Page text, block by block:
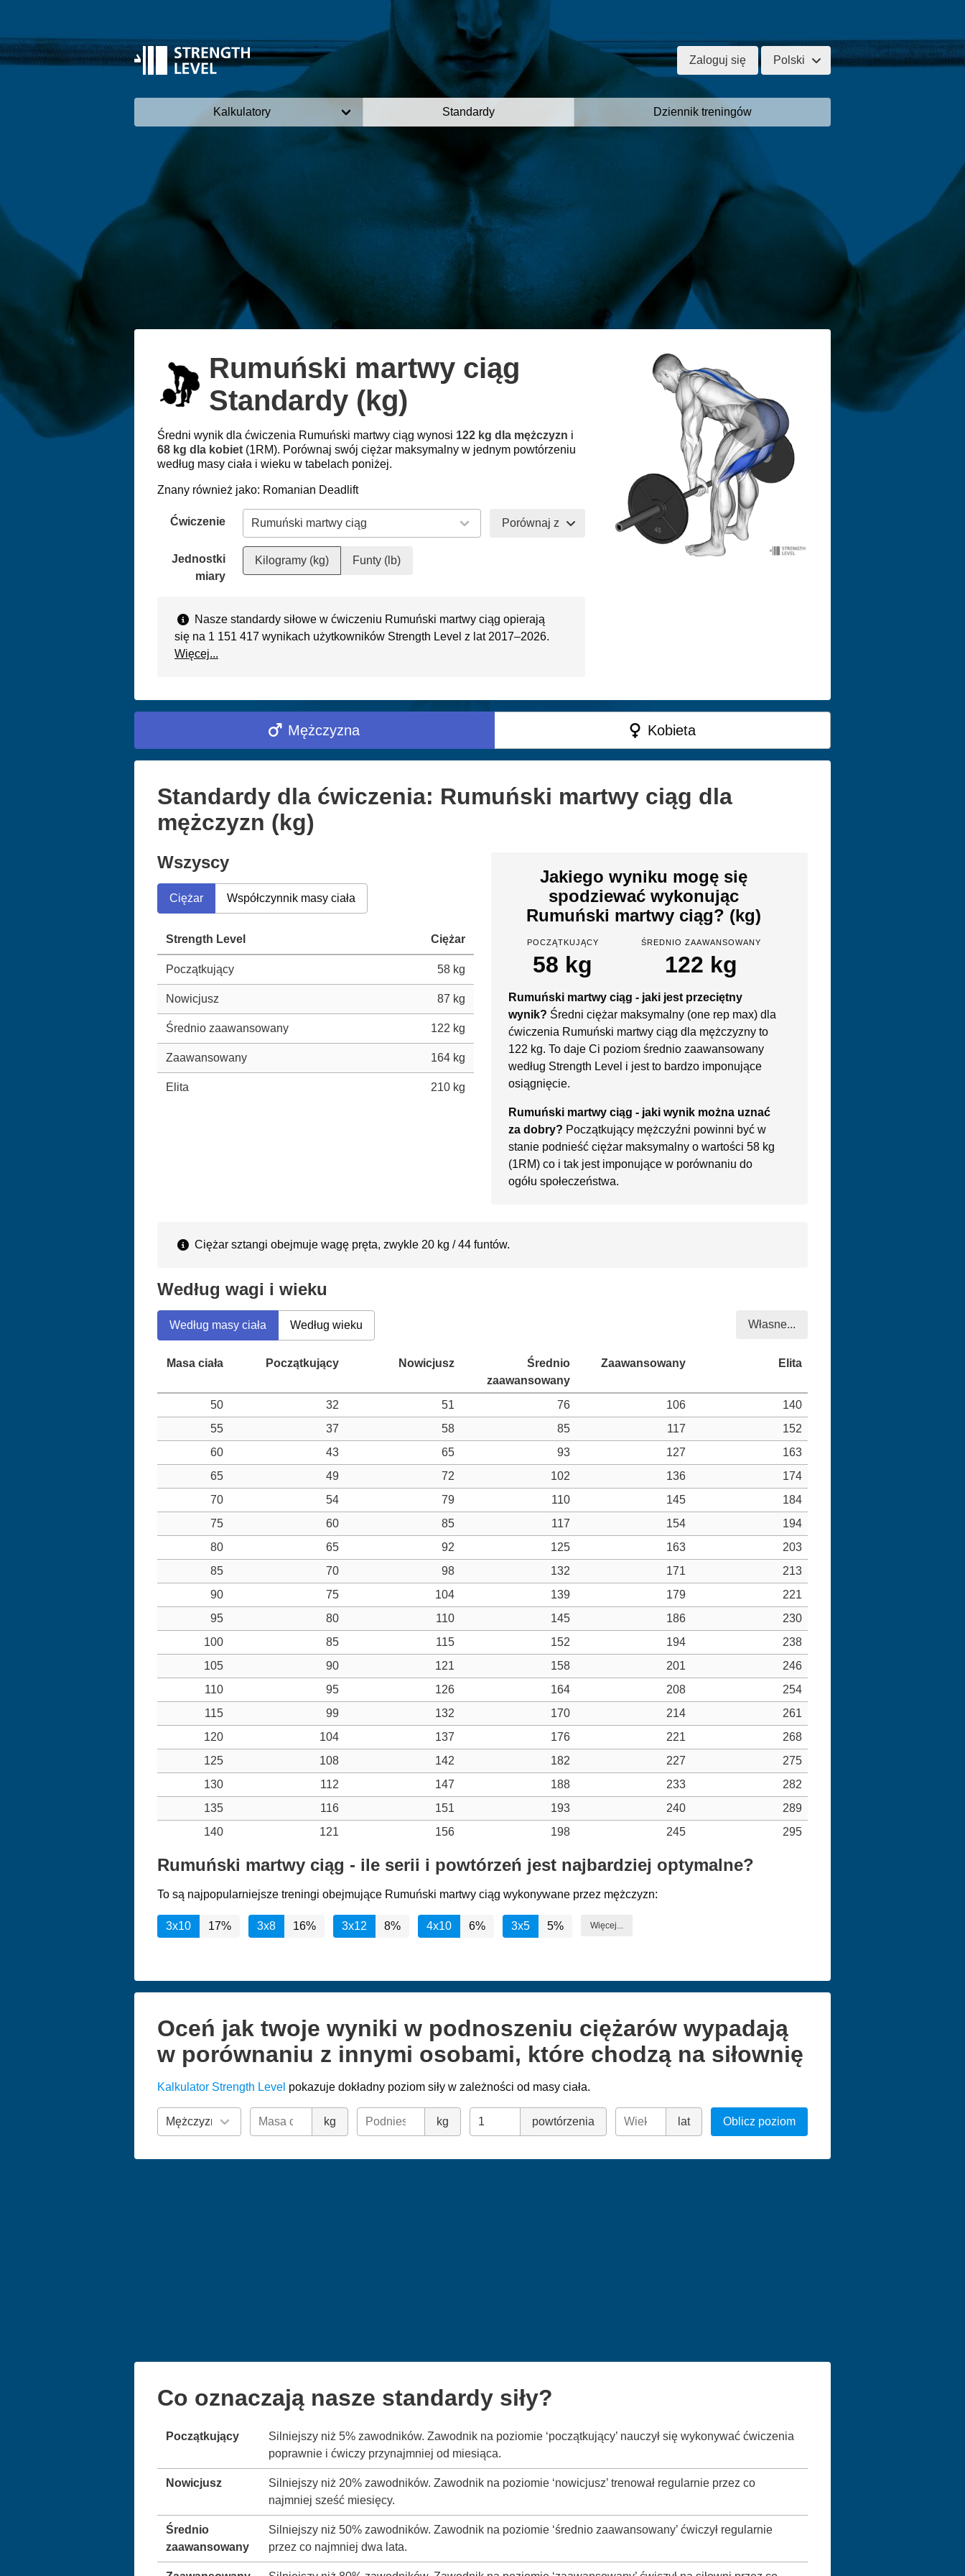
Zaloguj się Polski
Kalkulatory Standardy Dziennik treningów
Rumuński martwy ciąg
Standardy (kg)
Średni wynik dla ćwiczenia Rumuński martwy ciąg wynosi 122 kg dla mężczyzn i
68 kg dla kobiet (1RM). Porównaj swój ciężar maksymalny w jednym powtórzeniu
według masy ciała i wieku w tabelach poniżej.
Znany również jako: Romanian Deadlift
Ćwiczenie Porównaj z
Jednostki
miary
Kilogramy (kg) Funty (lb)
Nasze standardy siłowe w ćwiczeniu Rumuński martwy ciąg opierają
się na 1 151 417 wynikach użytkowników Strength Level z lat 2017–2026.
Więcej...
Mężczyzna Kobieta
Standardy dla ćwiczenia: Rumuński martwy ciąg dla
mężczyzn (kg)
Wszyscy
Ciężar Współczynnik masy ciała
Strength Level Ciężar
Początkujący 58 kg
Nowicjusz 87 kg
Średnio zaawansowany 122 kg
Zaawansowany 164 kg
Elita 210 kg
Jakiego wyniku mogę się
spodziewać wykonując
Rumuński martwy ciąg? (kg)
POCZĄTKUJĄCY
58 kg
ŚREDNIO ZAAWANSOWANY
122 kg
Rumuński martwy ciąg - jaki jest przeciętny
wynik? Średni ciężar maksymalny (one rep max) dla
ćwiczenia Rumuński martwy ciąg dla mężczyzny to
122 kg. To daje Ci poziom średnio zaawansowany
według Strength Level i jest to bardzo imponujące
osiągnięcie.
Rumuński martwy ciąg - jaki wynik można uznać
za dobry? Początkujący mężczyźni powinni być w
stanie podnieść ciężar maksymalny o wartości 58 kg
(1RM) co i tak jest imponujące w porównaniu do
ogółu społeczeństwa.
Ciężar sztangi obejmuje wagę pręta, zwykle 20 kg / 44 funtów.
Według wagi i wieku
Według masy ciała Według wieku Własne...
50 32 51 76 106
140
55
37 58 85 117
152
60
43 65 93 127
163
65
49 72 102 136
174
70
54 79 110 145
184
75
60 85 117 154
194
80
65 92 125 163
203
85
70 98 132 171
213
90
75 104 139 179
221
95
80 110 145 186
230
100
85 115 152 194
238
105
90 121 158 201
246
110
95 126 164 208
254
115
99 132 170 214
261
120
104 137 176 221
268
125
108 142 182 227
275
130
112 147 188 233
282
135
116 151 193 240
289
140
121 156 198 245 295
Rumuński martwy ciąg - ile serii i powtórzeń jest najbardziej optymalne?
To są najpopularniejsze treningi obejmujące Rumuński martwy ciąg wykonywane przez mężczyzn:
3x10 17% 3x8 16% 3x12 8% 4x10 6% 3x5 5% Więcej...
Oceń jak twoje wyniki w podnoszeniu ciężarów wypadają
w porównaniu z innymi osobami, które chodzą na siłownię
Kalkulator Strength Level pokazuje dokładny poziom siły w zależności od masy ciała.
kg kg powtórzenia lat Oblicz poziom
Co oznaczają nasze standardy siły?
Początkujący
Silniejszy niż 5% zawodników. Zawodnik na poziomie ‘początkujący’ nauczył się wykonywać ćwiczenia
poprawnie i ćwiczy przynajmniej od miesiąca.
Nowicjusz
Silniejszy niż 20% zawodników. Zawodnik na poziomie ‘nowicjusz’ trenował regularnie przez co
najmniej sześć miesięcy.
Średnio
zaawansowany
Silniejszy niż 50% zawodników. Zawodnik na poziomie ‘średnio zaawansowany’ ćwiczył regularnie
przez co najmniej dwa lata.